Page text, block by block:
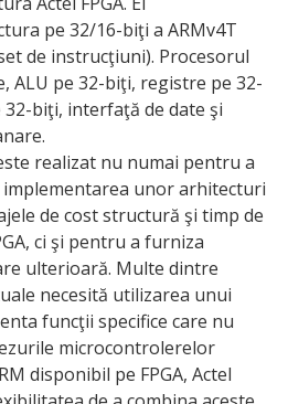
pe 32/16-biţi a ARMv4T
de instrucţiuni). Procesorul
ALU pe 32-biţi, registre pe 32-
biţi, interfaţă de date şi
realizat nu numai pentru a
unor arhitecturi
de cost structură şi timp de
ci şi pentru a furniza
ulterioară. Multe dintre
necesită utilizarea unui
funcţii specifice care nu
microcontrolerelor
disponibil pe FPGA, Actel